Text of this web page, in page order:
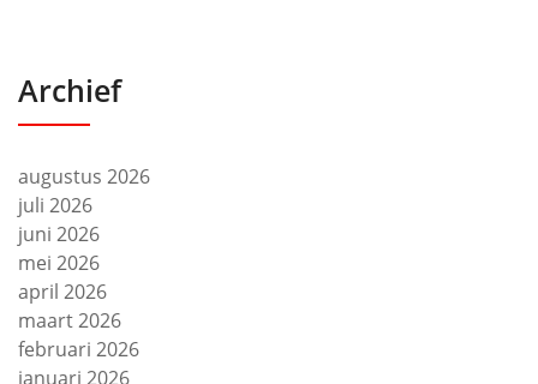
Archief
augustus 2026
juli 2026
juni 2026
mei 2026
april 2026
maart 2026
februari 2026
januari 2026